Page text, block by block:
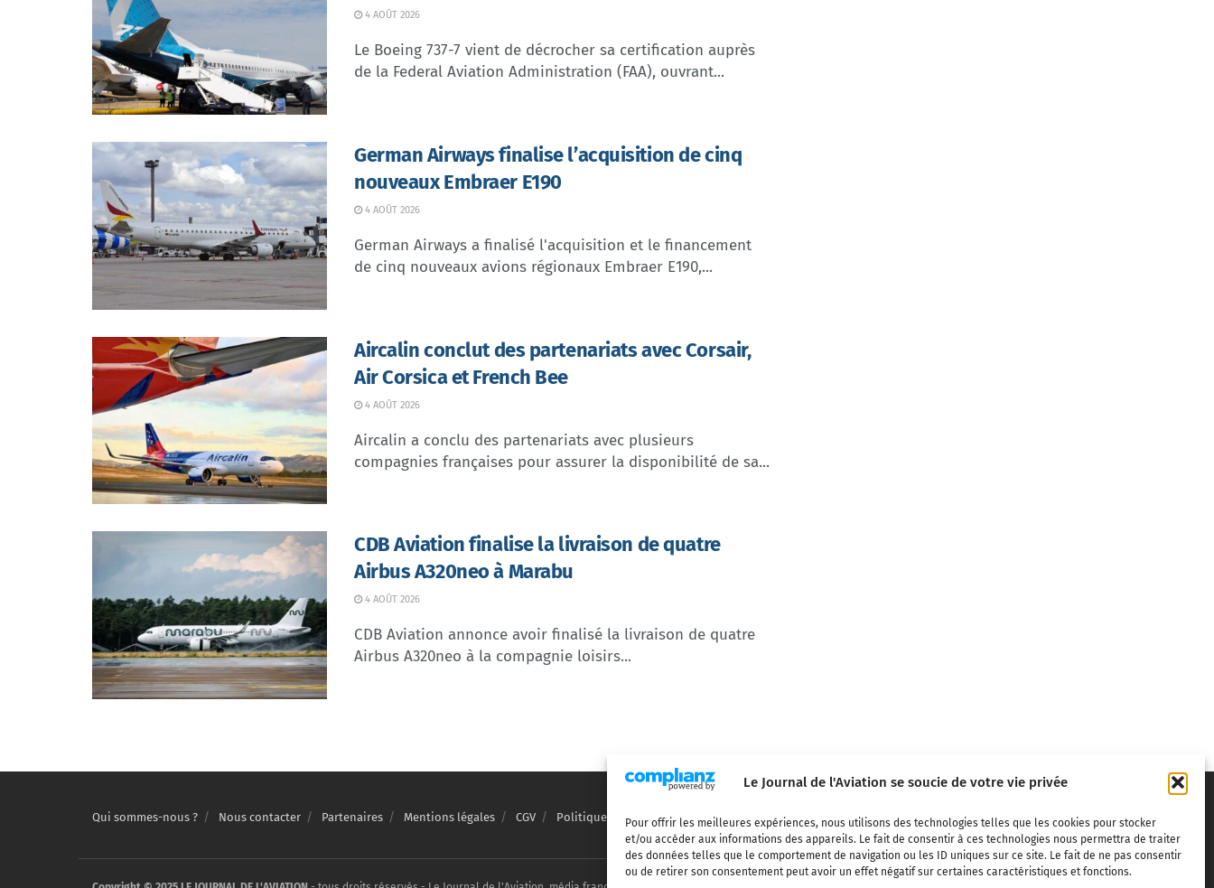
Le Journal de l'Aviation se soucie de votre vie privée
Pour offrir les meilleures expériences, nous utilisons des technologies telles que les cookies pour stocker
et/ou accéder aux informations des appareils. Le fait de consentir à ces technologies nous permettra de traiter
des données telles que le comportement de navigation ou les ID uniques sur ce site. Le fait de ne pas consentir
ou de retirer son consentement peut avoir un effet négatif sur certaines caractéristiques et fonctions.
4 AOÛT 2026
Le Boeing 737-7 vient de décrocher sa certification auprès
de la Federal Aviation Administration (FAA), ouvrant...
German Airways finalise l’acquisition de cinq
nouveaux Embraer E190
4 AOÛT 2026
German Airways a finalisé l'acquisition et le financement
de cinq nouveaux avions régionaux Embraer E190,...
Aircalin conclut des partenariats avec Corsair,
Air Corsica et French Bee
4 AOÛT 2026
Aircalin a conclu des partenariats avec plusieurs
compagnies françaises pour assurer la disponibilité de sa...
CDB Aviation finalise la livraison de quatre
Airbus A320neo à Marabu
4 AOÛT 2026
CDB Aviation annonce avoir finalisé la livraison de quatre
Airbus A320neo à la compagnie loisirs...
Qui sommes-nous ? Nous contacter Partenaires Mentions légales CGV Politique de confidentialité Cookies